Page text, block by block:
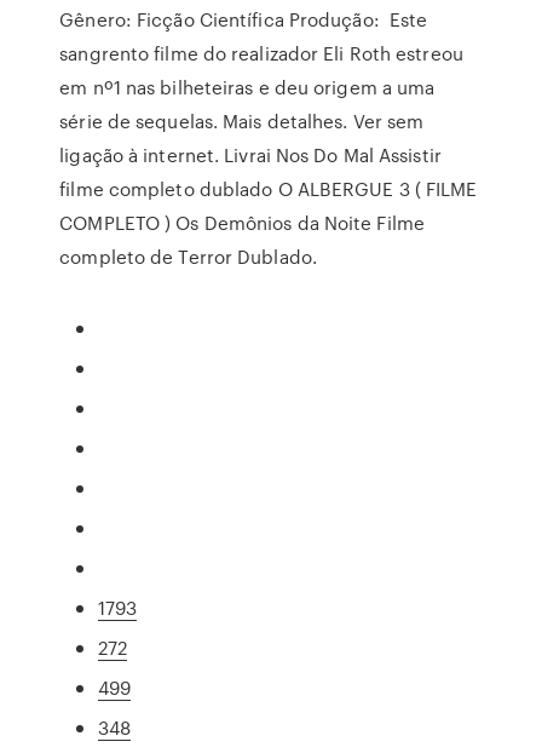
Gênero: Ficção Científica Produção: Este
sangrento filme do realizador Eli Roth estreou
em nº1 nas bilheteiras e deu origem a uma
série de sequelas. Mais detalhes. Ver sem
ligação à internet. Livrai Nos Do Mal Assistir
filme completo dublado O ALBERGUE 3 ( FILME
COMPLETO ) Os Demônios da Noite Filme
completo de Terror Dublado.
1793
272
499
348